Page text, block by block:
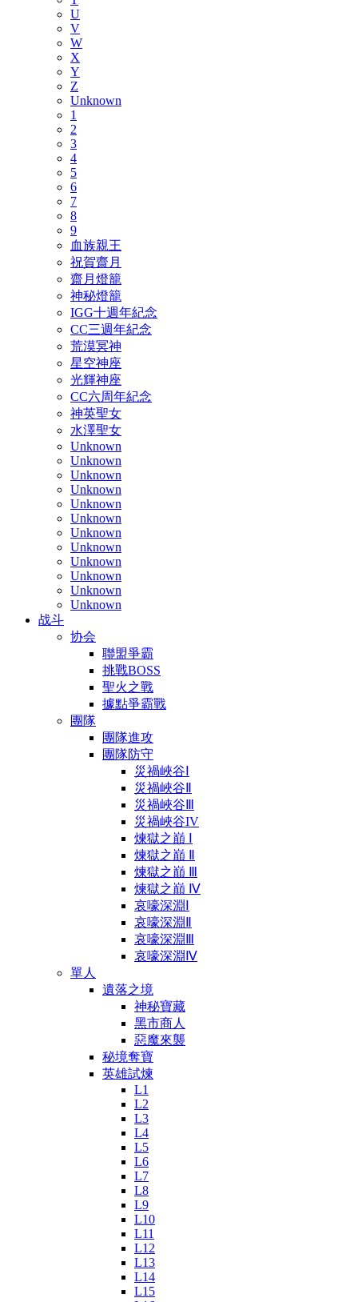
U
V
W
X
Y
Z
Unknown
1
2
3
4
5
6
7
8
9
血族親王
祝賀齋月
齋月燈籠
神秘燈籠
IGG十週年紀念
CC三週年紀念
荒漠冥神
星空神座
光輝神座
CC六周年紀念
神英聖女
水澤聖女
Unknown
Unknown
Unknown
Unknown
Unknown
Unknown
Unknown
Unknown
Unknown
Unknown
Unknown
Unknown
战斗
协会
聯盟爭霸
挑戰BOSS
聖火之戰
據點爭霸戰
團隊
團隊進攻
團隊防守
災禍峽谷Ⅰ
災禍峽谷Ⅱ
災禍峽谷Ⅲ
災禍峽谷IV
煉獄之巔 Ⅰ
煉獄之巔 Ⅱ
煉獄之巔 Ⅲ
煉獄之巔 Ⅳ
哀嚎深淵Ⅰ
哀嚎深淵Ⅱ
哀嚎深淵Ⅲ
哀嚎深淵Ⅳ
單人
遺落之境
神秘寶藏
黑市商人
惡魔來襲
秘境奪寶
英雄試煉
L1
L2
L3
L4
L5
L6
L7
L8
L9
L10
L11
L12
L13
L14
L15